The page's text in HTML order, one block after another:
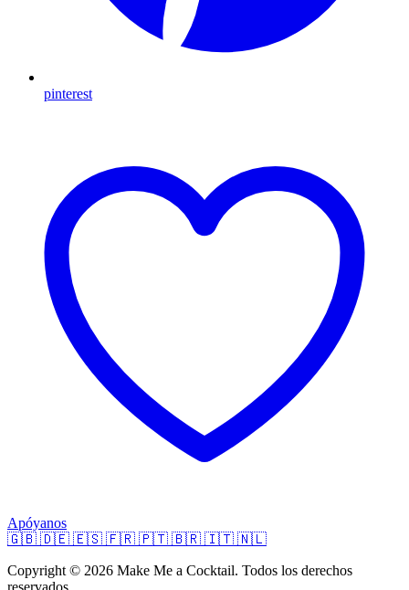
pinterest
Apóyanos
🇬🇧 🇩🇪 🇪🇸 🇫🇷 🇵🇹 🇧🇷 🇮🇹 🇳🇱
Copyright © 2026 Make Me a Cocktail. Todos los derechos